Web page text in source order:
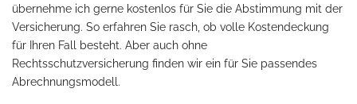
übernehme ich gerne kostenlos für Sie die Abstimmung mit der
Versicherung. So erfahren Sie rasch, ob volle Kostendeckung
für Ihren Fall besteht. Aber auch ohne
Rechtsschutzversicherung finden wir ein für Sie passendes
Abrechnungsmodell.